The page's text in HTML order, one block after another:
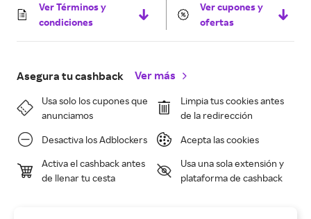
Ver Términos y
condiciones
Ver cupones y
ofertas
Asegura tu cashback Ver más
Usa solo los cupones que
anunciamos
Limpia tus cookies antes
de la redirección
Desactiva los Adblockers Acepta las cookies
Activa el cashback antes
de llenar tu cesta
Usa una sola extensión y
plataforma de cashback